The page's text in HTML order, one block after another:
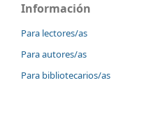
Información
Para lectores/as
Para autores/as
Para bibliotecarios/as